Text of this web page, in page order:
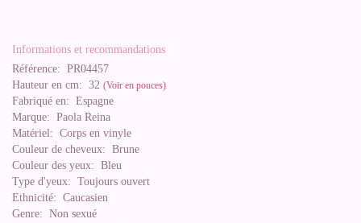
Informations et recommandations
Référence: PR04457
Hauteur en cm: 32 (Voir en pouces)
Fabriqué en: Espagne
Marque: Paola Reina
Matériel: Corps en vinyle
Couleur de cheveux: Brune
Couleur des yeux: Bleu
Type d'yeux: Toujours ouvert
Ethnicité: Caucasien
Genre: Non sexué